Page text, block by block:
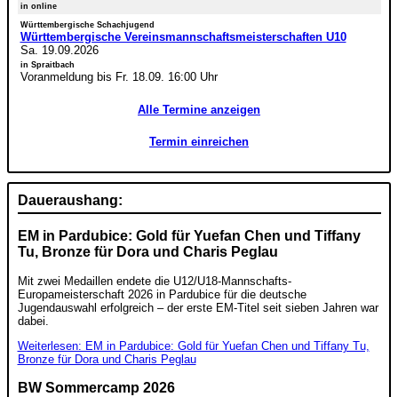
in online
Württembergische Schachjugend
Württembergische Vereinsmannschaftsmeisterschaften U10
Sa. 19.09.2026
in Spraitbach
Voranmeldung bis Fr. 18.09. 16:00 Uhr
Alle Termine anzeigen
Termin einreichen
Daueraushang:
EM in Pardubice: Gold für Yuefan Chen und Tiffany
Tu, Bronze für Dora und Charis Peglau
Mit zwei Medaillen endete die U12/U18-Mannschafts-
Europameisterschaft 2026 in Pardubice für die deutsche
Jugendauswahl erfolgreich – der erste EM-Titel seit sieben Jahren war
dabei.
Weiterlesen: EM in Pardubice: Gold für Yuefan Chen und Tiffany Tu,
Bronze für Dora und Charis Peglau
BW Sommercamp 2026